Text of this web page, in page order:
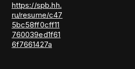
https://spb.hh.
ru/resume/c47
5bc58ff0cff11
760039ed1f61
6f7661427a